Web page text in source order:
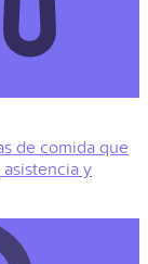
de comida que
y